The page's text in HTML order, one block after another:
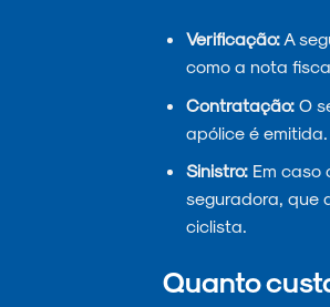
Verificação:A
como a nota
Contratação:O
apólice é emitida.
Sinistro:Em caso
seguradora, que
ciclista.
Quanto